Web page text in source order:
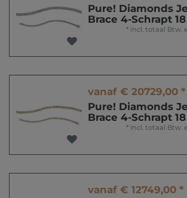
Pure! Diamonds
Brace 4-Schrapt
* incl. totaal Btw.
vanaf € 20729,00 *
Pure! Diamonds
Brace 4-Schrapt
* incl. totaal Btw.
vanaf € 12749,00 *